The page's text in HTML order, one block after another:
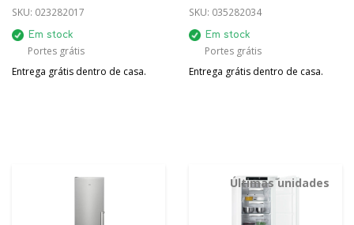
SKU: 023282017
Em stock
Portes grátis
Entrega grátis dentro de casa.
SKU: 035282034
Em stock
Portes grátis
Entrega grátis dentro de casa.
Últimas unidades